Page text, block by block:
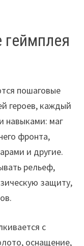
геймплея
пошаговые
героев, каждый
навыками: маг
фронта,
и другие.
рельеф,
защиту,
с
оснащение,